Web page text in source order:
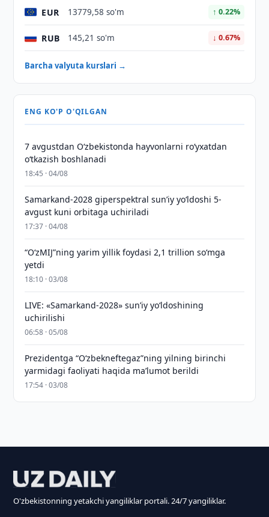
EUR 13779,58 so'm ↑ 0.22%
RUB 145,21 so'm ↓ 0.67%
Barcha valyuta kurslari →
ENG KO'P O'QILGAN
7 avgustdan O‘zbekistonda hayvonlarni ro‘yxatdan
o‘tkazish boshlanadi
18:45 · 04/08
Samarkand-2028 giperspektral sun’iy yo‘ldoshi 5-
avgust kuni orbitaga uchiriladi
17:37 · 04/08
“O‘zMIJ”ning yarim yillik foydasi 2,1 trillion so‘mga
yetdi
18:10 · 03/08
LIVE: «Samarkand-2028» sun’iy yo‘ldoshining
uchirilishi
06:58 · 05/08
Prezidentga “Oʻzbekneftegaz”ning yilning birinchi
yarmidagi faoliyati haqida maʼlumot berildi
17:54 · 03/08
O'zbekistonning yetakchi yangiliklar portali. 24/7 yangiliklar.